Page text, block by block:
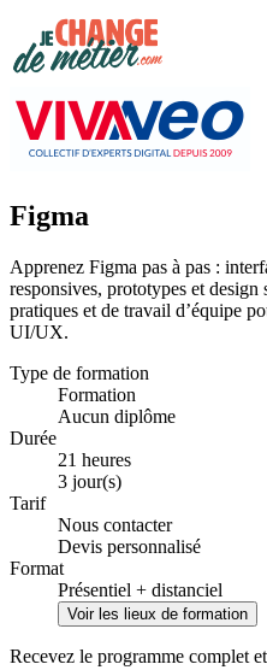
Figma
Apprenez Figma pas à pas :
responsives, prototypes et design
pratiques et de travail d’équipe
UI/UX.
Type de formation
Formation
Aucun diplôme
Durée
21 heures
3 jour(s)
Tarif
Nous contacter
Devis personnalisé
Format
Présentiel + distanciel
Voir les lieux de formation
Recevez le programme complet